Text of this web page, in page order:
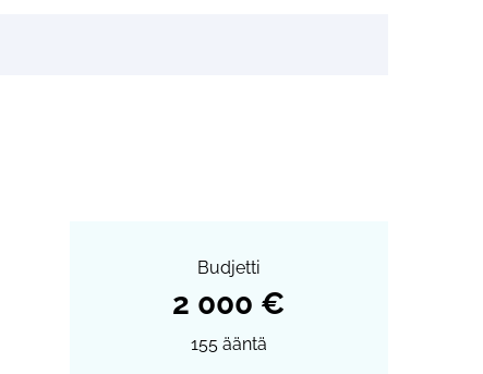
Budjetti
2 000 €
155 ääntä